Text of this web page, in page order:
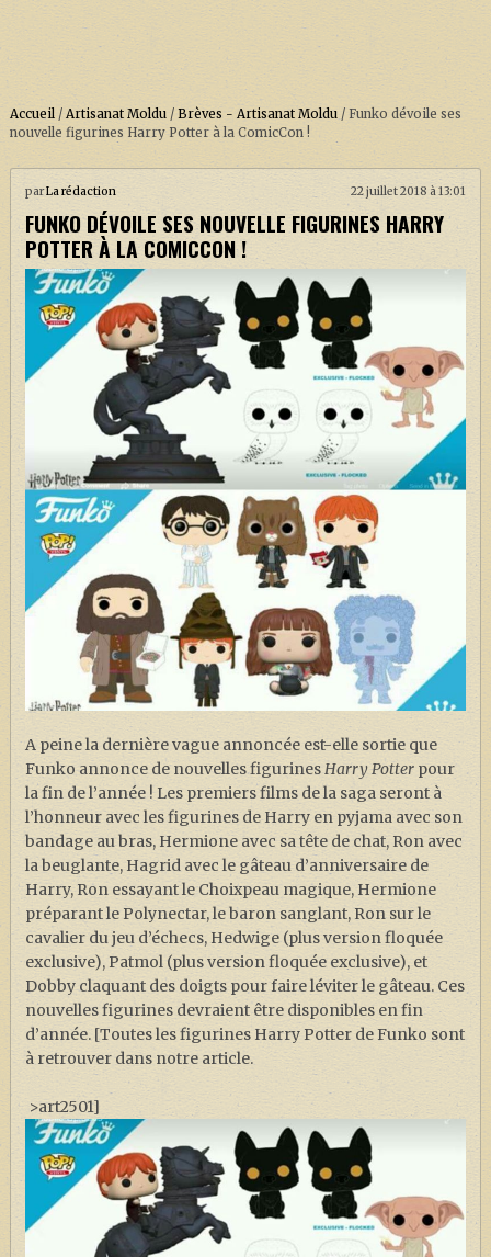
ACCUEIL
À PROPOS
SOUTENEZ-NOUS !
LA SÉRIE HARRY POTTER (REBOOT)
HARRY POTTER : LIVRES
BIOPICS DE HARRY POTTER
LES ANIMAUX FANTASTIQUES
J. K. ROWLING
ARTISANAT MOLDU
FANDOM
CULTURE
PODCASTS
LES GRANDS ARTICLES DE LA GAZETTE
DOSSIERS
JEUX
Accueil/ Artisanat Moldu/ Brèves - Artisanat Moldu/ Funko dévoile ses
nouvelle figurines Harry Potter à la ComicCon !
parLa rédaction 22 juillet 2018 à 13:01
FUNKO DÉVOILE SES NOUVELLE FIGURINES HARRY
POTTER À LA COMICCON !
A peine la dernière vague annoncée est-elle sortie que
Funko annonce de nouvelles figurines Harry Potterpour
la fin de l’année ! Les premiers films de la saga seront à
l’honneur avec les figurines de Harry en pyjama avec son
bandage au bras, Hermione avec sa tête de chat, Ron avec
la beuglante, Hagrid avec le gâteau d’anniversaire de
Harry, Ron essayant le Choixpeau magique, Hermione
préparant le Polynectar, le baron sanglant, Ron sur le
cavalier du jeu d’échecs, Hedwige (plus version floquée
exclusive), Patmol (plus version floquée exclusive), et
Dobby claquant des doigts pour faire léviter le gâteau. Ces
nouvelles figurines devraient être disponibles en fin
d’année. [Toutes les figurines Harry Potter de Funko sont
à retrouver dans notre article.
>art2501]